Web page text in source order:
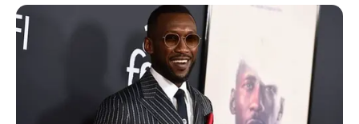
HOME
Homem > Notícia >
O homem que pisou numa
cascavel e não foi picado — e ainda assim escolheu continuar